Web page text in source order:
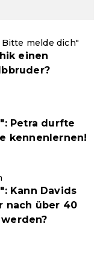
melde dich"
einen
Petra durfte
kennenlernen!
Kann Davids
nach über 40